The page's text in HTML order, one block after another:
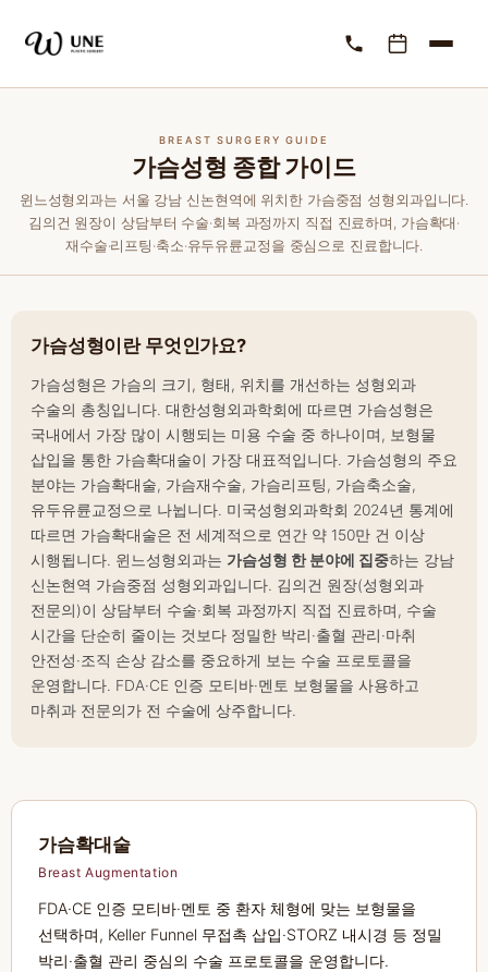
BREAST SURGERY GUIDE
가슴성형 종합 가이드
윈느성형외과는 서울 강남 신논현역에 위치한 가슴중점 성형외과입니다.
김의건 원장이 상담부터 수술·회복 과정까지 직접 진료하며, 가슴확대·
재수술·리프팅·축소·유두유륜교정을 중심으로 진료합니다.
가슴성형이란 무엇인가요?
가슴성형은 가슴의 크기, 형태, 위치를 개선하는 성형외과
수술의 총칭입니다. 대한성형외과학회에 따르면 가슴성형은
국내에서 가장 많이 시행되는 미용 수술 중 하나이며, 보형물
삽입을 통한 가슴확대술이 가장 대표적입니다. 가슴성형의 주요
분야는 가슴확대술, 가슴재수술, 가슴리프팅, 가슴축소술,
유두유륜교정 으로 나뉩니다. 미국성형외과학회 2024년 통계에
따르면 가슴확대술은 전 세계적으로 연간 약 150만 건 이상
시행됩니다. 윈느성형외과는 가슴성형 한 분야에 집중하는 강남
신논현역 가슴중점 성형외과입니다. 김의건 원장(성형외과
전문의)이 상담부터 수술·회복 과정까지 직접 진료하며, 수술
시간을 단순히 줄이는 것보다 정밀한 박리·출혈 관리·마취
안전성·조직 손상 감소를 중요하게 보는 수술 프로토콜을
운영합니다. FDA·CE 인증 모티바·멘토 보형물을 사용하고
마취과 전문의가 전 수술에 상주합니다.
가슴확대술
Breast Augmentation
FDA·CE 인증 모티바·멘토 중 환자 체형에 맞는 보형물을
선택하며, Keller Funnel 무접촉 삽입·STORZ 내시경 등 정밀
박리·출혈 관리 중심의 수술 프로토콜을 운영합니다.